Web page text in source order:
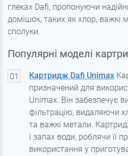
глеках Dafi, пропонуючи
домішок, таких як хлор, важкі
сполуки.
Популярні моделі
Картридж Dafi Unimax
призначений для
Unimax. Він забезпечує
фільтрацію, видаляючи
та важкі метали.
і запах води, роблячи її
використання у